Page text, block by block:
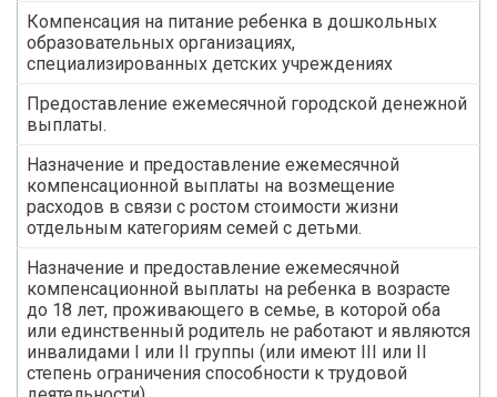
Компенсация на питание ребенка в дошкольных
образовательных организациях,
специализированных детских учреждениях
Предоставление ежемесячной городской денежной
выплаты.
Назначение и предоставление ежемесячной
компенсационной выплаты на возмещение
расходов в связи с ростом стоимости жизни
отдельным категориям семей с детьми.
Назначение и предоставление ежемесячной
компенсационной выплаты на ребенка в возрасте
до 18 лет, проживающего в семье, в которой оба
или единственный родитель не работают и являются
инвалидами I или II группы (или имеют III или II
степень ограничения способности к трудовой